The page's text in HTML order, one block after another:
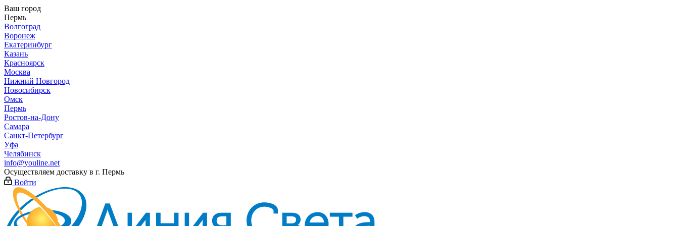
Ваш город
Пермь
Волгоград
Воронеж
Екатеринбург
Казань
Красноярск
Москва
Нижний Новгород
Новосибирск
Омск
Пермь
Ростов-на-Дону
Самара
Санкт-Петербург
Уфа
Челябинск
info@youline.net
Осуществляем доставку в г. Пермь
Войти